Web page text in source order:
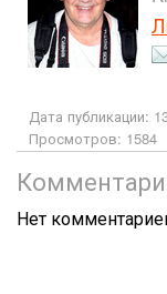
Дата публикации:
Просмотров: 1584
Нет